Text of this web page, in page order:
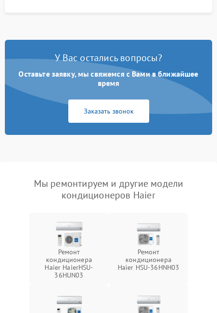
У Вас остались вопросы?
Оставьте заявку, мы свяжемся с Вами в ближайшее
время
Заказать звонок
Мы ремонтируем и другие модели
кондиционеров Haier
Ремонт
кондиционера
Haier HaierHSU-
36HUN03
Ремонт
кондиционера
Haier HSU-36HNH03